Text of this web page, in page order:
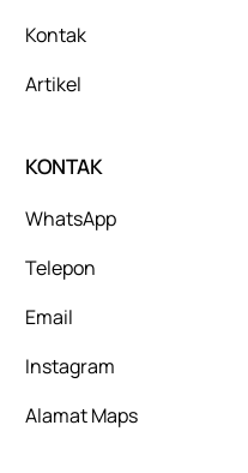
Kontak
Artikel
KONTAK
WhatsApp
Telepon
Email
Instagram
Alamat Maps